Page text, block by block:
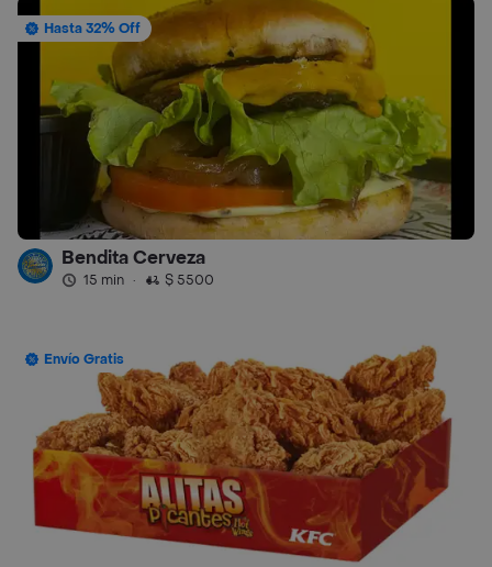
Hasta 32% Off
Bendita Cerveza
15 min · $ 5500
Envío Gratis